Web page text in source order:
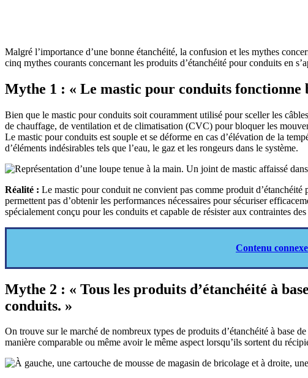
Malgré l’importance d’une bonne étanchéité, la confusion et les mythes
cinq mythes courants concernant les produits d’étanchéité pour conduits en
Mythe 1 : « Le mastic pour conduits
Bien que le mastic pour conduits soit couramment utilisé pour sceller les
de chauffage, de ventilation et de climatisation (CVC) pour bloquer les
Le mastic pour conduits est souple et se déforme en cas d’élévation de la
d’éléments indésirables tels que l’eau, le gaz et les rongeurs dans le système.
Réalité : Le mastic pour conduit ne convient pas comme produit
permettent pas d’obtenir les performances nécessaires pour sécuriser
spécialement conçu pour les conduits et capable de résister aux contraintes
Contenu
Mythe 2 : « Tous les produits d’étanchéité à
conduits. »
On trouve sur le marché de nombreux types de produits d’étanchéité à base
manière comparable ou même avoir le même aspect lorsqu’ils sortent du